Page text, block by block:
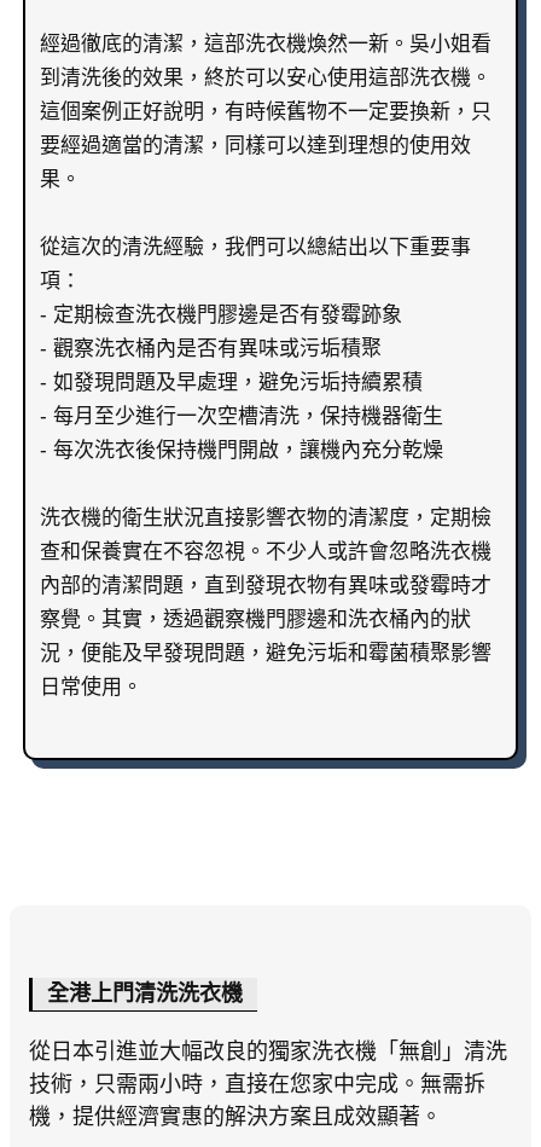
經過徹底的清潔，這部洗衣機煥然一新。吳小姐看
到清洗後的效果，終於可以安心使用這部洗衣機。
這個案例正好說明，有時候舊物不一定要換新，只
要經過適當的清潔，同樣可以達到理想的使用效
果。
從這次的清洗經驗，我們可以總結出以下重要事
項：
- 定期檢查洗衣機門膠邊是否有發霉跡象
- 觀察洗衣桶內是否有異味或污垢積聚
- 如發現問題及早處理，避免污垢持續累積
- 每月至少進行一次空槽清洗，保持機器衛生
- 每次洗衣後保持機門開啟，讓機內充分乾燥
洗衣機的衛生狀況直接影響衣物的清潔度，定期檢
查和保養實在不容忽視。不少人或許會忽略洗衣機
內部的清潔問題，直到發現衣物有異味或發霉時才
察覺。其實，透過觀察機門膠邊和洗衣桶內的狀
況，便能及早發現問題，避免污垢和霉菌積聚影響
日常使用。
全港上門清洗洗衣機
從日本引進並大幅改良的獨家洗衣機「無創」清洗
技術，只需兩小時，直接在您家中完成。無需拆
機，提供經濟實惠的解決方案且成效顯著。